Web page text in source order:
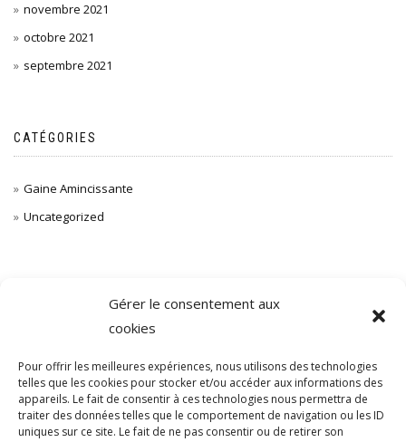
Gérer le consentement aux
cookies
Pour offrir les meilleures expériences, nous utilisons des technologies
telles que les cookies pour stocker et/ou accéder aux informations des
appareils. Le fait de consentir à ces technologies nous permettra de
traiter des données telles que le comportement de navigation ou les ID
uniques sur ce site. Le fait de ne pas consentir ou de retirer son
novembre 2021
octobre 2021
septembre 2021
CATÉGORIES
Gaine Amincissante
Uncategorized
Connexion
Flux des publications
Flux des commentaires